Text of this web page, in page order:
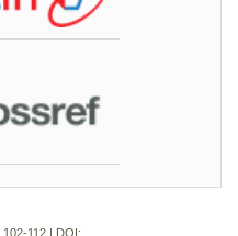
102-112 | DOI: